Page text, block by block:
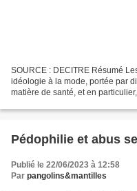
SOURCE : DECITRE Résumé Les "droits sexuels" sont une nouvelle
idéologie à la mode, portée par
matière de santé, et en
Pédophilie et abus
Publié le 22/06/2023 à 12:58
Par pangolins&mantilles